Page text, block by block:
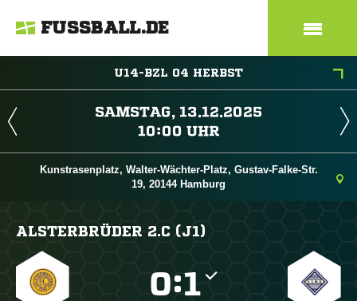
FUSSBALL.DE
U14-BZL 04 HERBST
 
 
Kunstrasenplatz, Walter-Wächter-Platz, Gustav-Falke-Str.
19, 20144 Hamburg
ALSTERBRÜDER 2.C (J1)
: